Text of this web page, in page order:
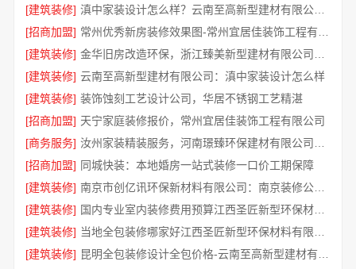
[建筑装修]
滇中家装设计怎么样？云南至高新型建材有限公司实力口碑见证
[招商加盟]
[建筑装修]
[建筑装修] 云南至高新型建材有限公司：滇中家装设计怎么样
[建筑装修] 装饰蚀刻工艺设计公司，华居不锈钢工艺精湛
[招商加盟] 天宁家庭装修报价，常州宜居佳装饰工程有限公司
[商务服务]
[招商加盟] 同城快装：本地婚房一站式装修一口价工期保障
[建筑装修]
南京市创亿讯环保新材料有限公司：南京装修公司怎么样
[建筑装修]
国内专业室内装修费用预算江西圣匠新型环保材料有限公司
[建筑装修]
[建筑装修]